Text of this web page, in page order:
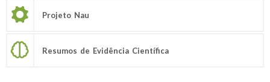
Projeto Nau
Resumos de Evidência Científica